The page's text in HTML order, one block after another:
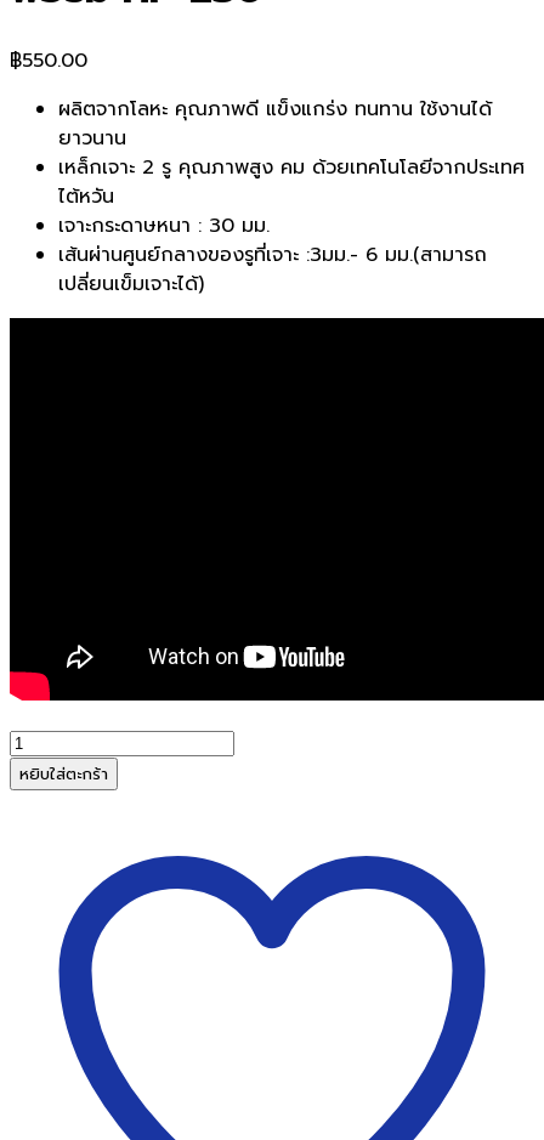
฿550.00
ผลิตจากโลหะ คุณภาพดี แข็งแกร่ง ทนทาน ใช้งานได้
ยาวนาน
เหล็กเจาะ 2 รู คุณภาพสูง คม ด้วยเทคโนโลยีจากประเทศ
ไต้หวัน
เจาะกระดาษหนา : 30 มม.
เส้นผ่านศูนย์กลางของรูที่เจาะ :3มม.- 6 มม.(สามารถ
เปลี่ยนเข็มเจาะได้)
จำนวน
SYSFORM
เข็ม
กระดาษ
หยิบใส่ตะกร้า